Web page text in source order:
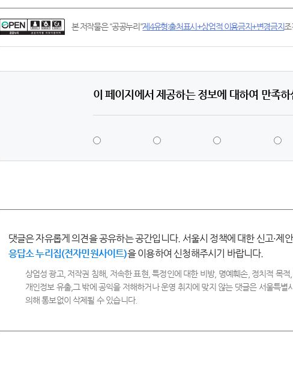
본 저작물은 "공공누리"제4유형:출처표시+상업적 이용금지+변경금지조
이 페이지에서 제공하는 정보에 대하여 만족
댓글은 자유롭게 의견을 공유하는 공간입니다. 서울시 정책에 대한 신고·제
응답소 누리집(전자민원사이트)을 이용하여 신청해주시기 바랍니다.
상업성 광고, 저작권 침해, 저속한 표현, 특정인에 대한 비방, 명예훼손, 정치적 목적
개인정보 유출,그 밖에 공익을 저해하거나 운영 취지에 맞지 않는 댓글은 서울특별
의해 통보없이 삭제될 수 있습니다.